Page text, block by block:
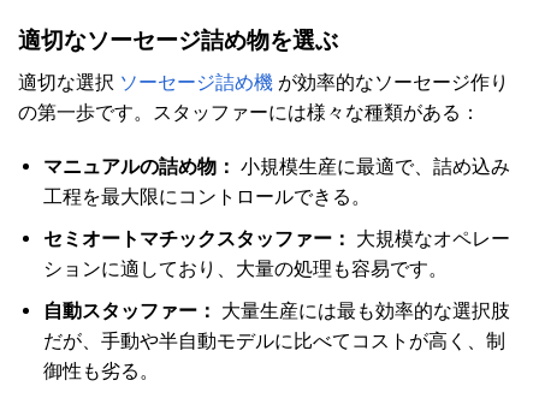
適切なソーセージ詰め物を選ぶ
適切な選択 ソーセージ詰め機 が効率的なソーセージ作り
の第一歩です。スタッファーには様々な種類がある：
マニュアルの詰め物： 小規模生産に最適で、詰め込み
工程を最大限にコントロールできる。
セミオートマチックスタッファー： 大規模なオペレー
ションに適しており、大量の処理も容易です。
自動スタッファー： 大量生産には最も効率的な選択肢
だが、手動や半自動モデルに比べてコストが高く、制
御性も劣る。